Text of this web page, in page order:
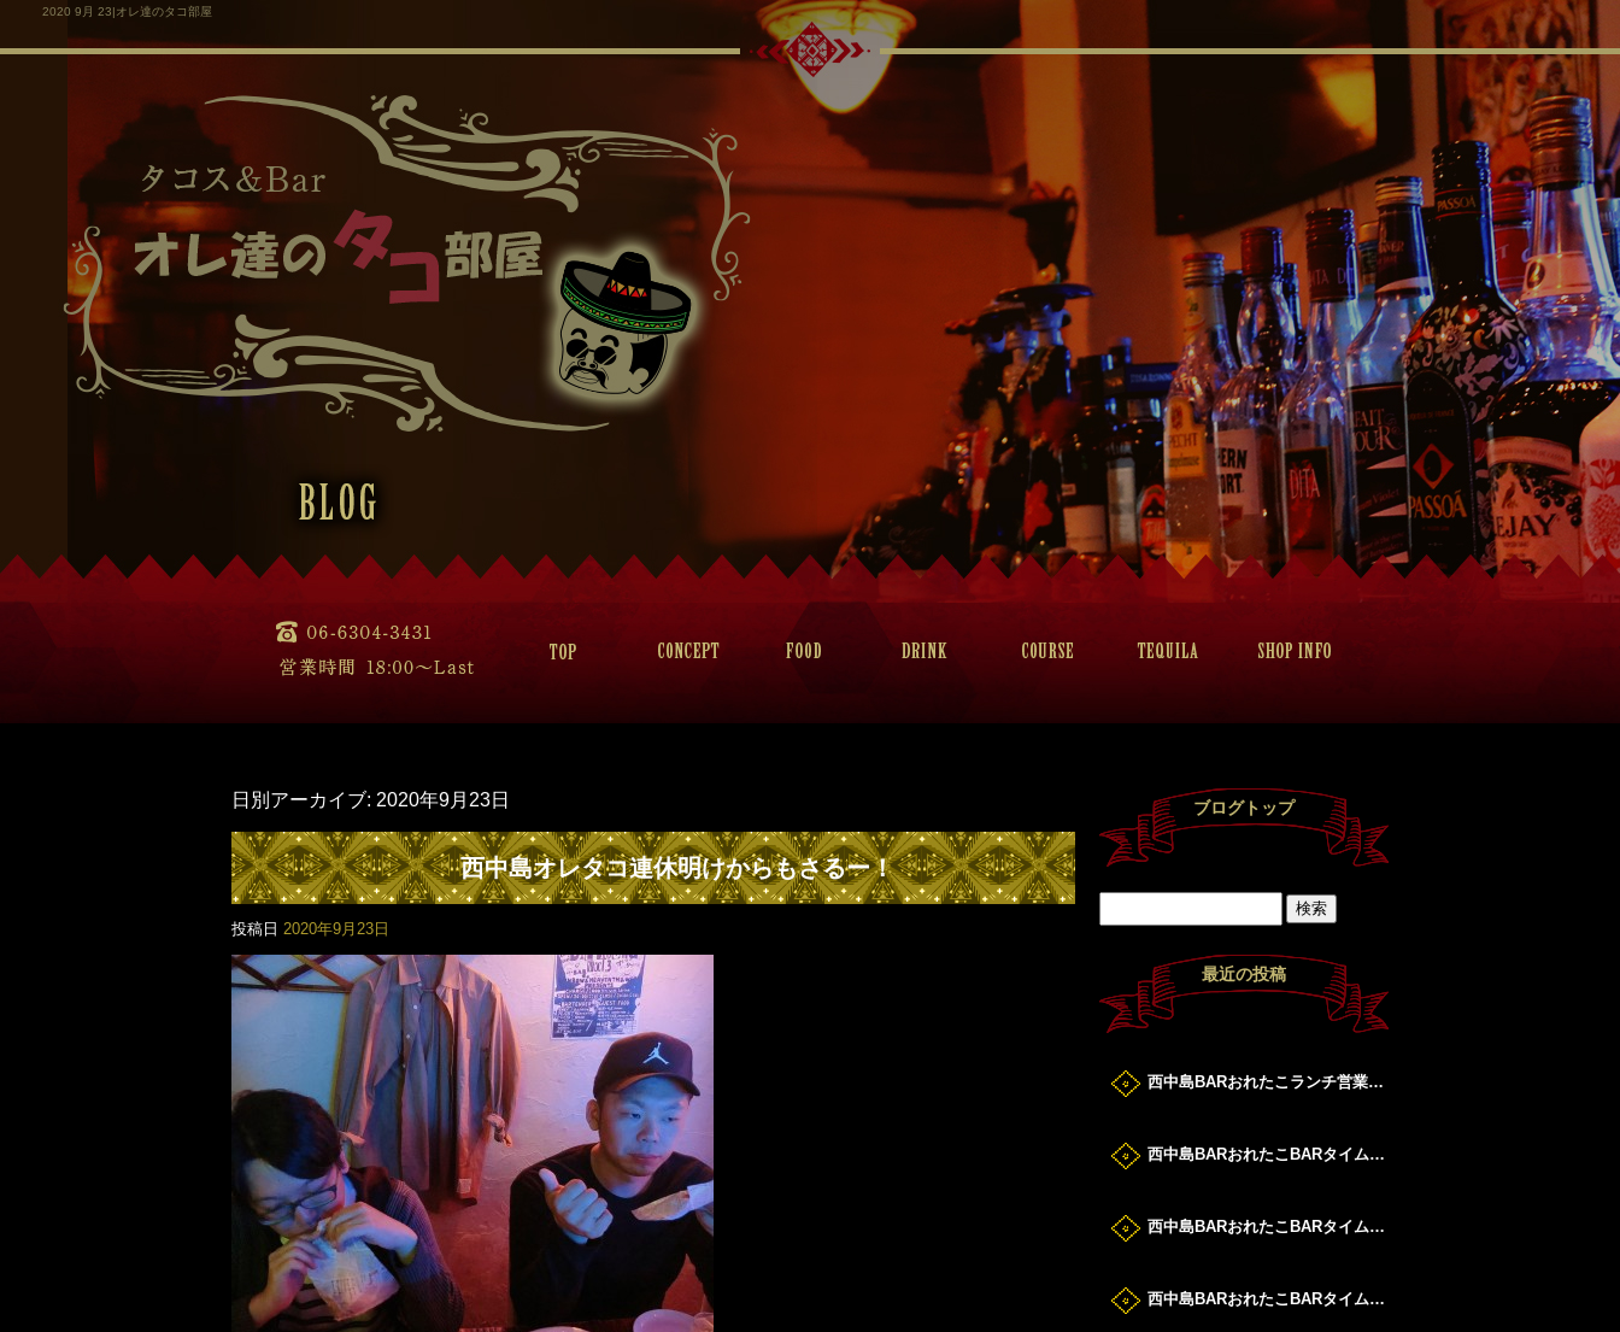
2020 9月 23|オレ達のタコ部屋
日別アーカイブ: 2020年9月23日
西中島オレタコ連休明けからもさるー！
投稿日 2020年9月23日
ブログトップ
最近の投稿
西中島BARおれたこランチ営業DAY！
西中島BARおれたこBARタイムすたーと！
西中島BARおれたこBARタイムすたーと！
西中島BARおれたこBARタイムすたーと！